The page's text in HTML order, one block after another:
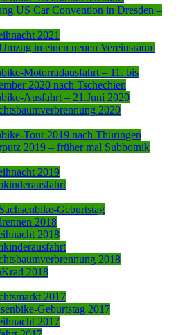
US Car Convention in Dresden –
2021
in einen neuen Vereinsraum
Motorradausfahrt – 11. bis
2020 nach Tschechien
Ausfahrt – 21.Juni 2020
2020
Tour 2019 nach Thüringen
2019 – früher mal Subbotnik
2019
Geburtstag
2018
2018
2018
2018
2017
Geburtstag 2017
2017